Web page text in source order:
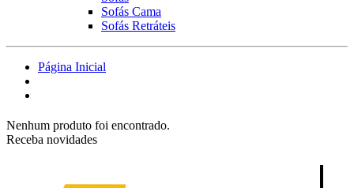
Sofás Cama
Sofás Retráteis
Página Inicial
Nenhum produto foi encontrado.
Receba novidades